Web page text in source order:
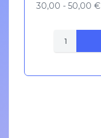
30,00 - 50,00 €